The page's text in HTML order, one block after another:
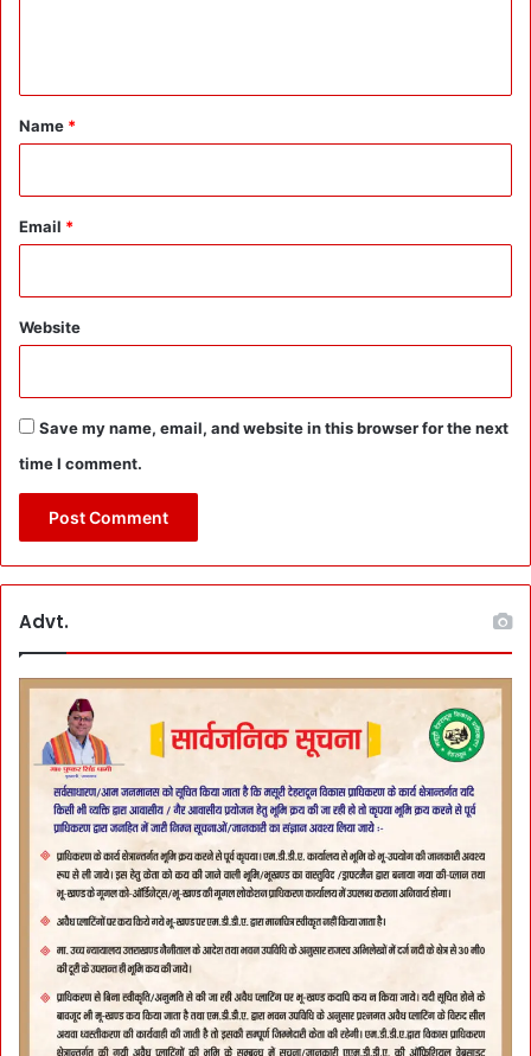
*
Name *
Email *
Website
Save my name, email, and website in this browser for the next
time I comment.
Advt.